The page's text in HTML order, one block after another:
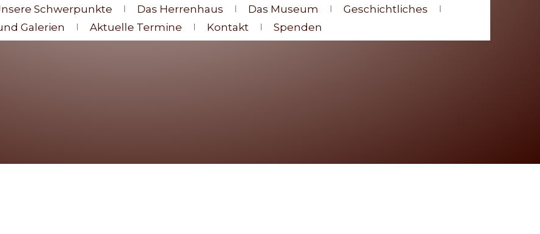
Schwerpunkte Das Herrenhaus Das Museum
Geschichtliches
Galerien
Aktuelle Termine Kontakt Spenden